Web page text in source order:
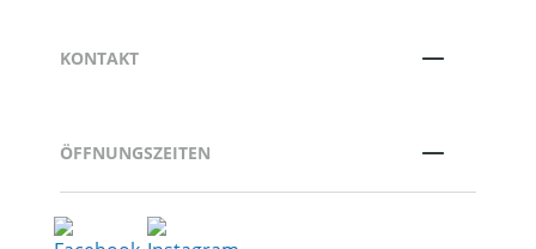
KONTAKT
ÖFFNUNGSZEITEN